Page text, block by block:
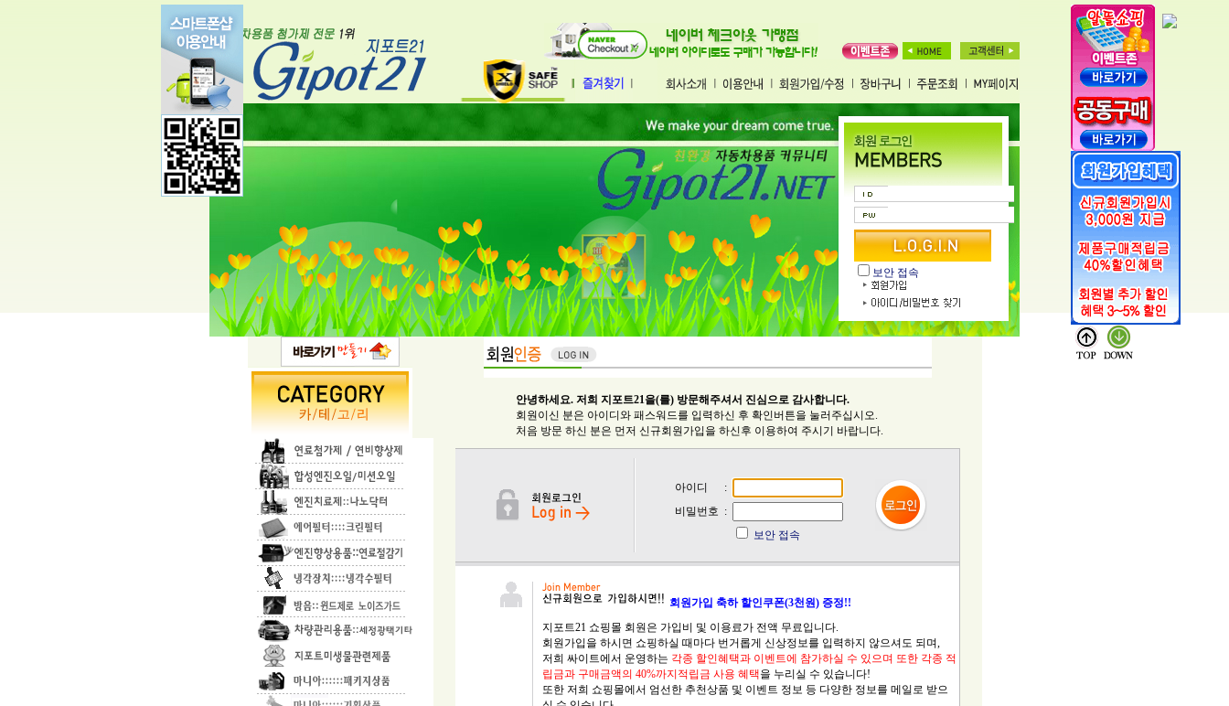
보안 접속
안녕하세요. 저희 지포트21을(를) 방문해주셔서 진심으로 감사합니다.
회원이신 분은 아이디와 패스워드를 입력하신 후 확인버튼을 눌러주십시오.
처음 방문 하신 분은 먼저 신규회원가입을 하신후 이용하여 주시기 바랍니다.
아이디
:
비밀번호 :
보안 접속
회원가입 축하 할인쿠폰(3천원) 증정!!
지포트21 쇼핑몰 회원은 가입비 및 이용료가 전액 무료입니다.
회원가입을 하시면 쇼핑하실 때마다 번거롭게 신상정보를 입력하지 않으셔도 되며,
저희 싸이트에서 운영하는 각종 할인혜택과 이벤트에 참가하실 수 있으며 또한 각종 적
립금과 구매금액의 40%까지적립금 사용 혜택을 누리실 수 있습니다!
또한 저희 쇼핑몰에서 엄선한 추천상품 및 이벤트 정보 등 다양한 정보를 메일로 받으